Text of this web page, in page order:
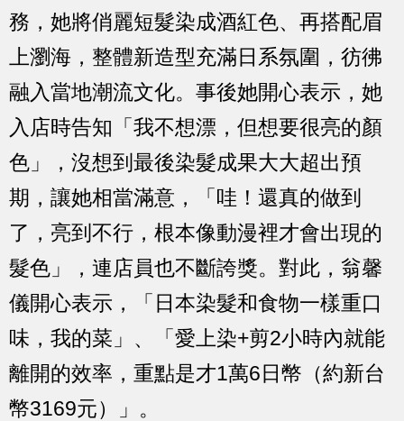
務，她將俏麗短髮染成酒紅色、再搭配眉
上瀏海，整體新造型充滿日系氛圍，彷彿
融入當地潮流文化。事後她開心表示，她
入店時告知「我不想漂，但想要很亮的顏
色」，沒想到最後染髮成果大大超出預
期，讓她相當滿意，「哇！還真的做到
了，亮到不行，根本像動漫裡才會出現的
髮色」，連店員也不斷誇獎。對此，翁馨
儀開心表示，「日本染髮和食物一樣重口
味，我的菜」、「愛上染+剪2小時內就能
離開的效率，重點是才1萬6日幣（約新台
幣3169元）」。